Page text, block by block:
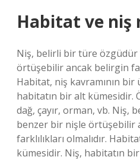
Habitat ve niş
Niş, belirli bir türe özgüdür
örtüşebilir ancak belirgin
Habitat, niş kavramının bir
habitatın bir alt kümesidir.
dağ, çayır, orman, vb. Niş,
benzer bir nişle örtüşebilir
farklılıkları olmalıdır.
kümesidir. Niş, habitatın